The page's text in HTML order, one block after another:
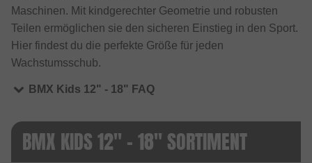
Maschinen. Mit kindgerechter Geometrie und robusten
Teilen ermöglichen sie den sicheren Einstieg in den Sport.
Hier findest du die perfekte Größe für jeden
Wachstumsschub.
BMX Kids 12" - 18" FAQ
BMX KIDS 12" - 18" SORTIMENT